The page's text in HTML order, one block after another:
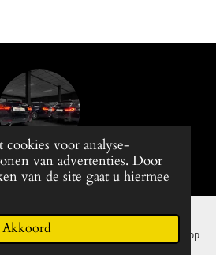
voor analyse-
van advertenties. Door
van de site gaat u hiermee
AkkoordKaart WhatsApp